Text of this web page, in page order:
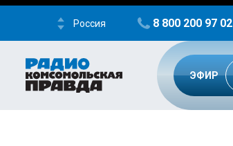
Россия 8 800 200 97 02
ЭФИР